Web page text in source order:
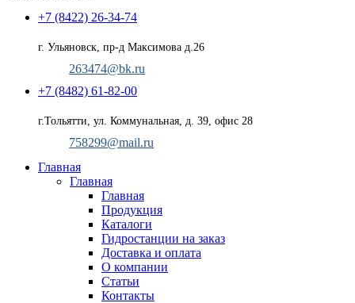
+7 (8422) 26-34-74
г. Ульяновск, пр-д Максимова д.26
263474@bk.ru
+7 (8482) 61-82-00
г.Тольятти, ул. Коммунальная, д. 39, офис 28
758299@mail.ru
Главная
Главная
Главная
Продукция
Каталоги
Гидростанции на заказ
Доставка и оплата
О компании
Статьи
Контакты